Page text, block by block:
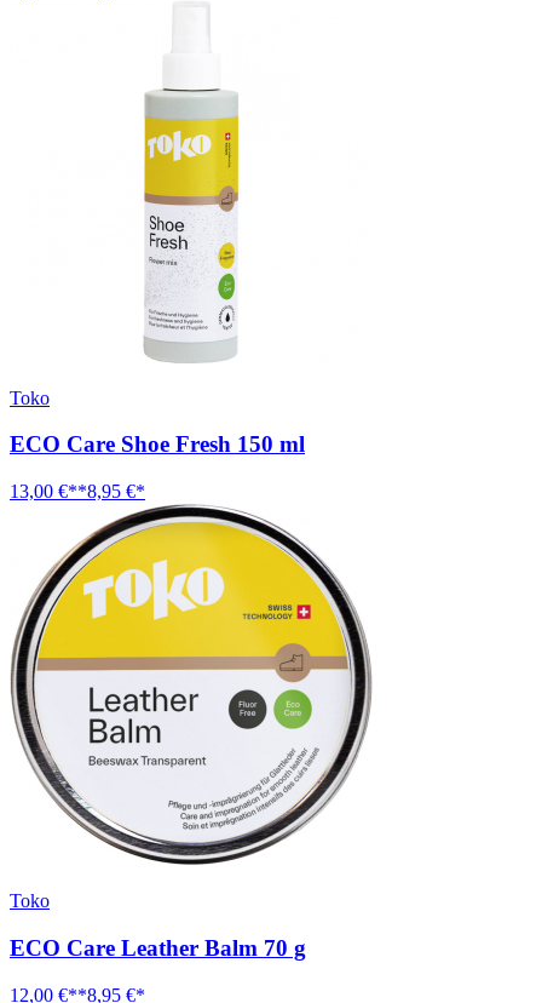
Toko
ECO Care Shoe Fresh 150 ml
13,00 €**8,95 €*
Toko
ECO Care Leather Balm 70 g
12,00 €**8,95 €*